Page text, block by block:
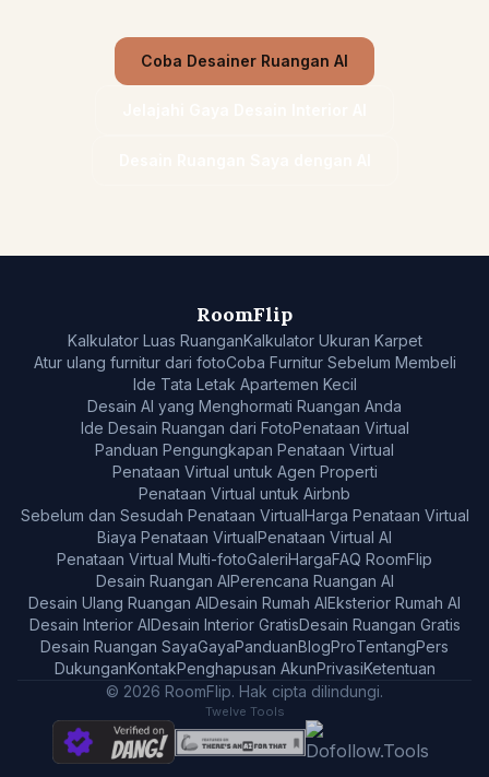
Coba Desainer Ruangan AI
RoomFlip
Kalkulator Luas RuanganKalkulator Ukuran Karpet
Atur ulang furnitur dari fotoCoba Furnitur Sebelum Membeli
Ide Tata Letak Apartemen Kecil
Desain AI yang Menghormati Ruangan Anda
Ide Desain Ruangan dari FotoPenataan Virtual
Panduan Pengungkapan Penataan Virtual
Penataan Virtual untuk Agen Properti
Penataan Virtual untuk Airbnb
Sebelum dan Sesudah Penataan VirtualHarga Penataan Virtual
Biaya Penataan VirtualPenataan Virtual AI
Penataan Virtual Multi-fotoGaleriHargaFAQ RoomFlip
Desain Ruangan AIPerencana Ruangan AI
Desain Ulang Ruangan AIDesain Rumah AIEksterior Rumah AI
Desain Interior AIDesain Interior GratisDesain Ruangan Gratis
Desain Ruangan SayaGayaPanduanBlogProTentangPers
DukunganKontakPenghapusan AkunPrivasiKetentuan
© 2026 RoomFlip. Hak cipta dilindungi.
Twelve Tools